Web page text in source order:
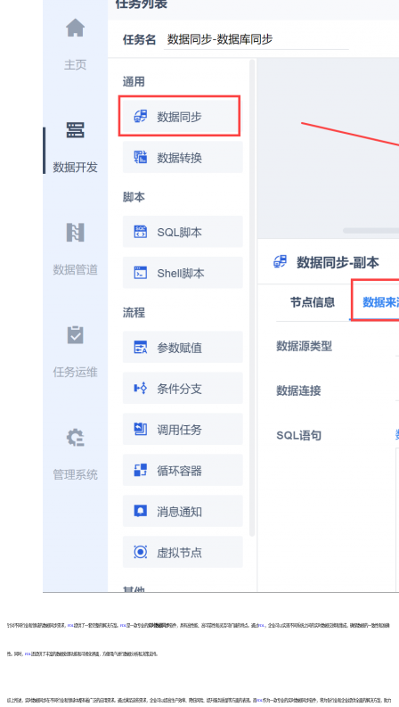
针对不同行业和领域的数据同步需求， FDL 提供了一套完整的解决方案。 FDL 是一款专业的 实时数据同步 软件，具有高性能、高可靠性和灵活可扩展的特点。通过FDL ，企业可以实现不同系统之间的实时数据交换和集成，确保数据的一致性和准确
性。同时， FDL 还提供了丰富的数据处理功能和可视化界面，方便用户进行数据分析和决策支持。
综上所述，实时数据同步在不同行业和领域中都有着广泛的应用需求。通过满足这些需求，企业可以提高生产效率、降低风险、提升服务质量等方面的表现。而 FDL 作为一款专业的实时数据同步软件，将为各行业和企业提供全面的解决方案，助力